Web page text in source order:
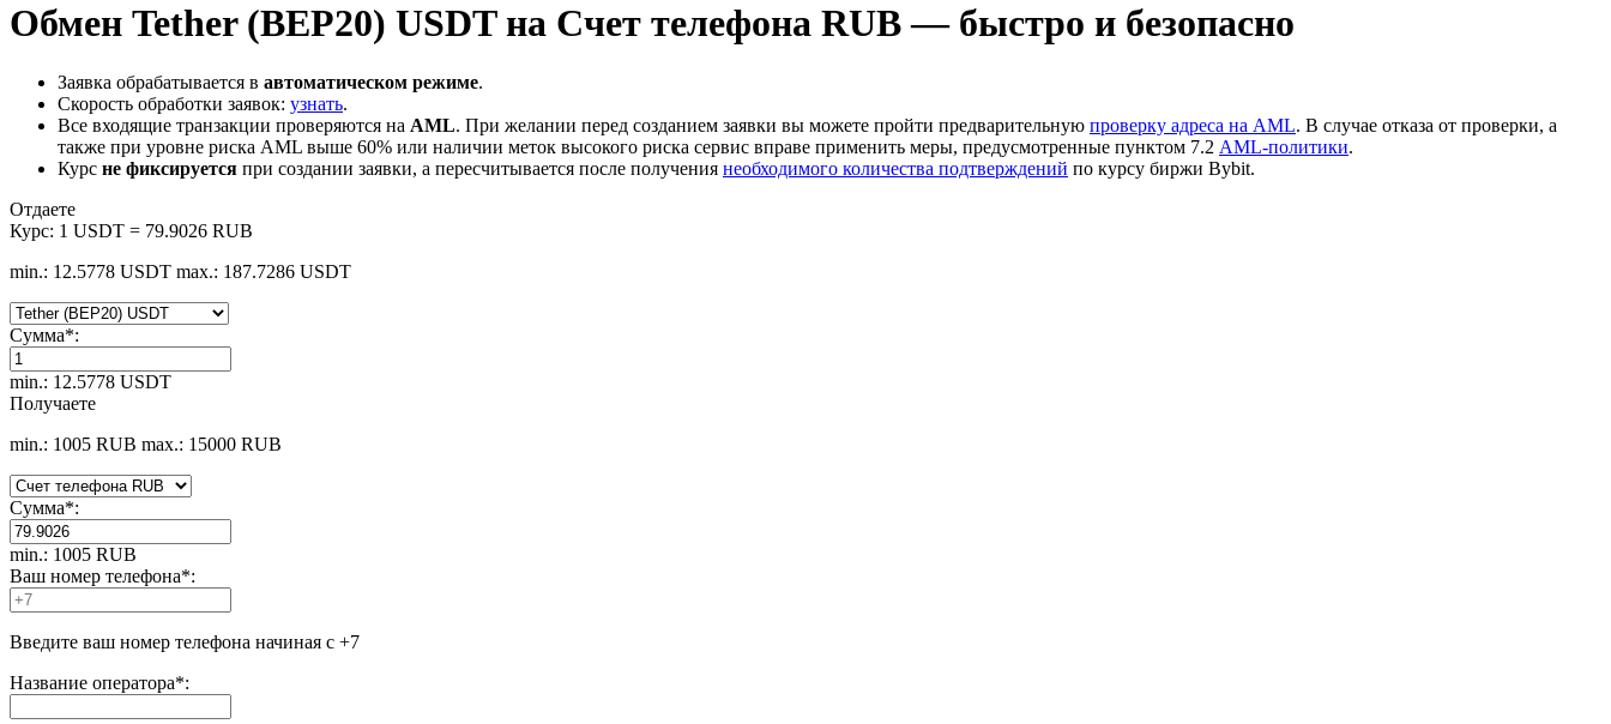
Обмен Tether (BEP20) USDT на Счет телефона RUB — быстро и безопасно
Заявка обрабатывается в автоматическом режиме.
Скорость обработки заявок: узнать.
Все входящие транзакции проверяются на AML. При желании перед созданием заявки вы можете пройти предварительную проверку адреса на AML. В случае отказа от проверки, а
также при уровне риска AML выше 60% или наличии меток высокого риска сервис вправе применить меры, предусмотренные пунктом 7.2 AML-политики.
Курс не фиксируется при создании заявки, а пересчитывается после получения необходимого количества подтверждений по курсу биржи Bybit.
Отдаете
Курс: 1 USDT = 79.9026 RUB
min.: 12.5778 USDT max.: 187.7286 USDT
Сумма*:
min.: 12.5778 USDT
Получаете
min.: 1005 RUB max.: 15000 RUB
Сумма*:
min.: 1005 RUB
Ваш номер телефона*:
Введите ваш номер телефона начиная с +7
Название оператора*: